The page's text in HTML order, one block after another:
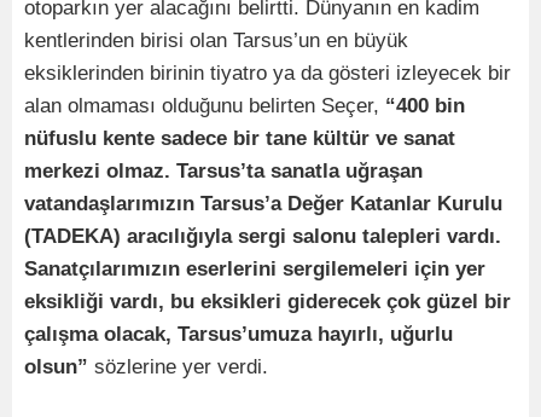
otoparkın yer alacağını belirtti. Dünyanın en kadim
kentlerinden birisi olan Tarsus’un en büyük
eksiklerinden birinin tiyatro ya da gösteri izleyecek bir
alan olmaması olduğunu belirten Seçer, “400 bin
nüfuslu kente sadece bir tane kültür ve sanat
merkezi olmaz. Tarsus’ta sanatla uğraşan
vatandaşlarımızın Tarsus’a Değer Katanlar Kurulu
(TADEKA) aracılığıyla sergi salonu talepleri vardı.
Sanatçılarımızın eserlerini sergilemeleri için yer
eksikliği vardı, bu eksikleri giderecek çok güzel bir
çalışma olacak, Tarsus’umuza hayırlı, uğurlu
olsun” sözlerine yer verdi.